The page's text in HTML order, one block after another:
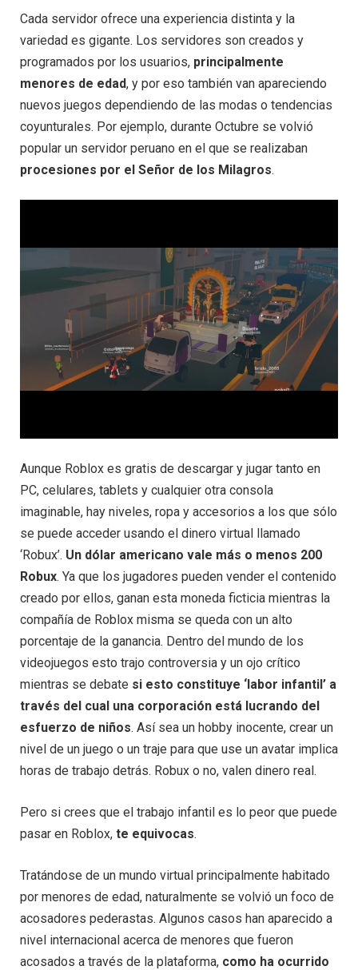
Cada servidor ofrece una experiencia distinta y la
variedad es gigante. Los servidores son creados y
programados por los usuarios, principalmente
menores de edad, y por eso también van apareciendo
nuevos juegos dependiendo de las modas o tendencias
coyunturales. Por ejemplo, durante Octubre se volvió
popular un servidor peruano en el que se realizaban
procesiones por el Señor de los Milagros.
Aunque Roblox es gratis de descargar y jugar tanto en
PC, celulares, tablets y cualquier otra consola
imaginable, hay niveles, ropa y accesorios a los que sólo
se puede acceder usando el dinero virtual llamado
‘Robux’. Un dólar americano vale más o menos 200
Robux. Ya que los jugadores pueden vender el contenido
creado por ellos, ganan esta moneda ficticia mientras la
compañía de Roblox misma se queda con un alto
porcentaje de la ganancia. Dentro del mundo de los
videojuegos esto trajo controversia y un ojo crítico
mientras se debate si esto constituye ‘labor infantil’ a
través del cual una corporación está lucrando del
esfuerzo de niños. Así sea un hobby inocente, crear un
nivel de un juego o un traje para que use un avatar implica
horas de trabajo detrás. Robux o no, valen dinero real.
Pero si crees que el trabajo infantil es lo peor que puede
pasar en Roblox, te equivocas.
Tratándose de un mundo virtual principalmente habitado
por menores de edad, naturalmente se volvió un foco de
acosadores pederastas. Algunos casos han aparecido a
nivel internacional acerca de menores que fueron
acosados a través de la plataforma, como ha ocurrido